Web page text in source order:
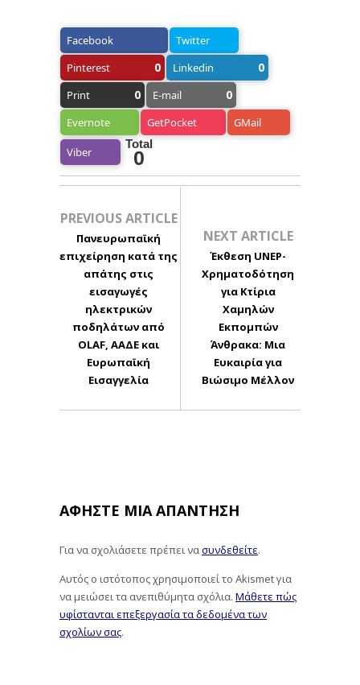
Facebook
Twitter
Pinterest
0 Linkedin 0
Print 0 E-mail 0
Evernote GetPocket GMail
Viber
Total
0
PREVIOUS ARTICLE
Πανευρωπαϊκή
επιχείρηση κατά της
απάτης στις
εισαγωγές
ηλεκτρικών
ποδηλάτων από
OLAF, ΑΑΔΕ και
Ευρωπαϊκή
Εισαγγελία
NEXT ARTICLE
Έκθεση UNEP-
Χρηματοδότηση
για Κτίρια
Χαμηλών
Εκπομπών
Άνθρακα: Μια
Ευκαιρία για
Βιώσιμο Μέλλον
ΑΦΉΣΤΕ ΜΙΑ ΑΠΆΝΤΗΣΗ
Για να σχολιάσετε πρέπει νασυνδεθείτε.
Αυτός ο ιστότοπος χρησιμοποιεί το Akismet για
να μειώσει τα ανεπιθύμητα σχόλια. Μάθετε πώς
υφίστανται επεξεργασία τα δεδομένα των
σχολίων σας.